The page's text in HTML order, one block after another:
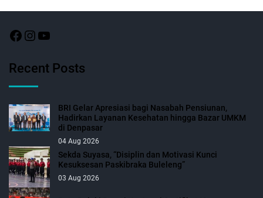
Recent Posts
BRI Gelar Apresiasi bagi Nasabah Pensiunan,
Hadirkan Layanan Kesehatan hingga Bazar UMKM
di Denpasar
04 Aug 2026
Sekda Suyasa, “Disiplin dan Motivasi Kunci
Kesuksesan Paskibraka Buleleng”
03 Aug 2026